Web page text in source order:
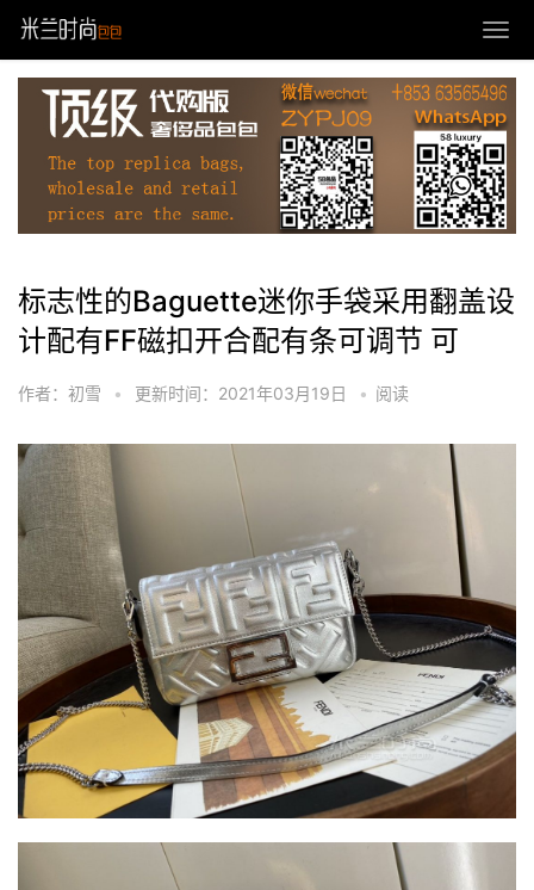
标志性的Baguette迷你手袋采用翻盖设
计配有FF磁扣开合配有条可调节 可
作者：初雪 • 更新时间：2021年03月19日 • 阅读